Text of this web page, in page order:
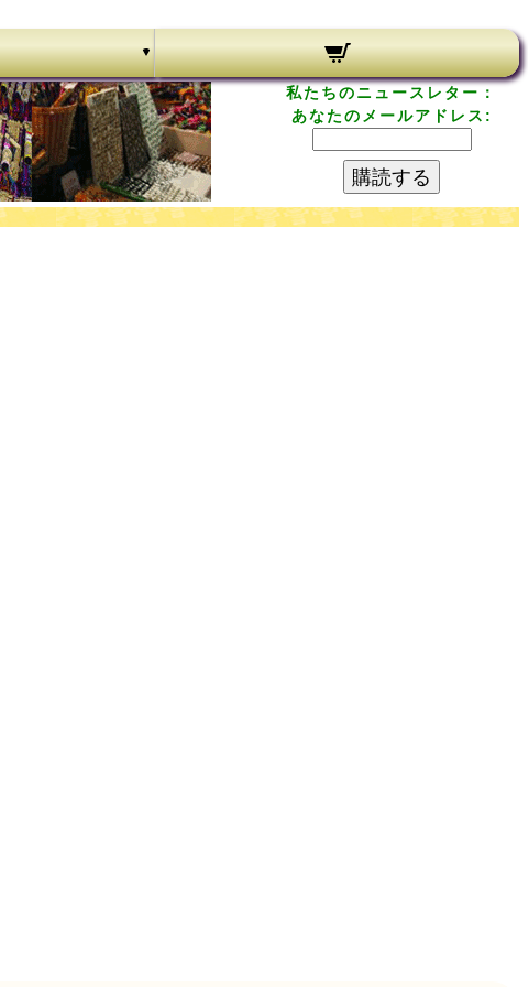
私たちのニュースレター：
あなたのメールアドレス:
購読する